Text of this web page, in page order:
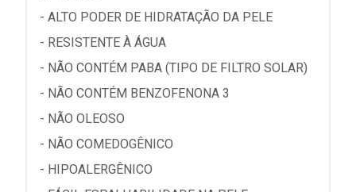
- ALTO PODER DE HIDRATAÇÃO DA PELE
- RESISTENTE À ÁGUA
- NÃO CONTÉM PABA (TIPO DE FILTRO SOLAR)
- NÃO CONTÉM BENZOFENONA 3
- NÃO OLEOSO
- NÃO COMEDOGÊNICO
- HIPOALERGÊNICO